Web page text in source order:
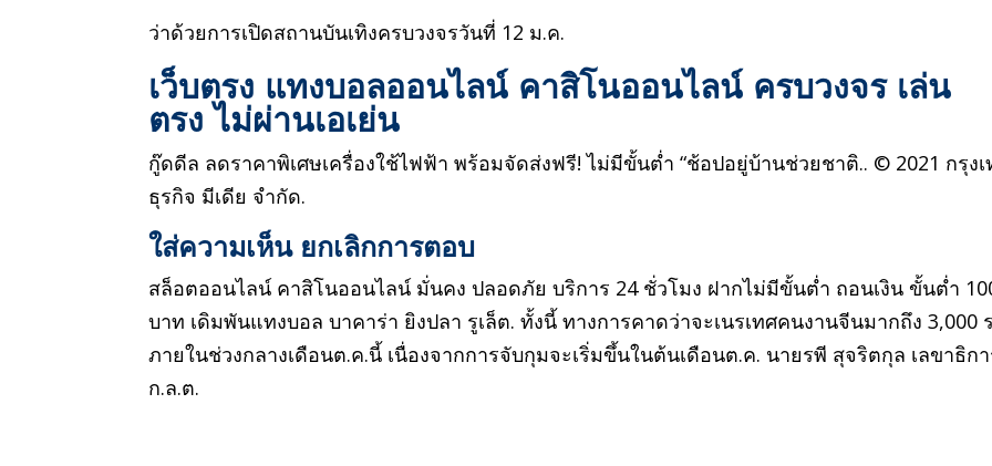
ว่าด้วยการเปิดสถานบันเทิงครบวงจรวันที่ 12 ม.ค.
เว็บตรง แทงบอลออนไลน์ คาสิโนออนไลน์ ครบวงจร เล่น
ตรง ไม่ผ่านเอเย่น
กู๊ดดีล ลดราคาพิเศษเครื่องใช้ไฟฟ้า พร้อมจัดส่งฟรี! ไม่มีขั้นต่ำ “ช้อปอยู่บ้านช่วยชาติ.. © 2021 กรุง
ธุรกิจ มีเดีย จำกัด.
ใส่ความเห็น ยกเลิกการตอบ
สล็อตออนไลน์ คาสิโนออนไลน์ มั่นคง ปลอดภัย บริการ 24 ชั่วโมง ฝากไม่มีขั้น​ต่ำ ถอนเงิน ขั้นต่ำ
บาท เดิมพันแทงบอล บาคาร่า ยิงปลา รูเล็ต. ทั้งนี้ ทางการคาดว่าจะเนรเทศคนงานจีนมากถึง 3,000
ภายในช่วงกลางเดือนต.ค.นี้ เนื่องจากการจับกุมจะเริ่มขึ้นในต้นเดือนต.ค. นายรพี สุจริตกุล เลขาธิก
ก.ล.ต.